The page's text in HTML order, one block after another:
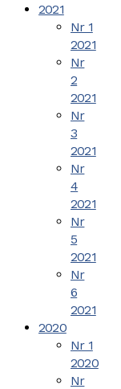
2021
Nr 1
2021
Nr
2
2021
Nr
3
2021
Nr
4
2021
Nr
5
2021
Nr
6
2021
2020
Nr 1
2020
Nr